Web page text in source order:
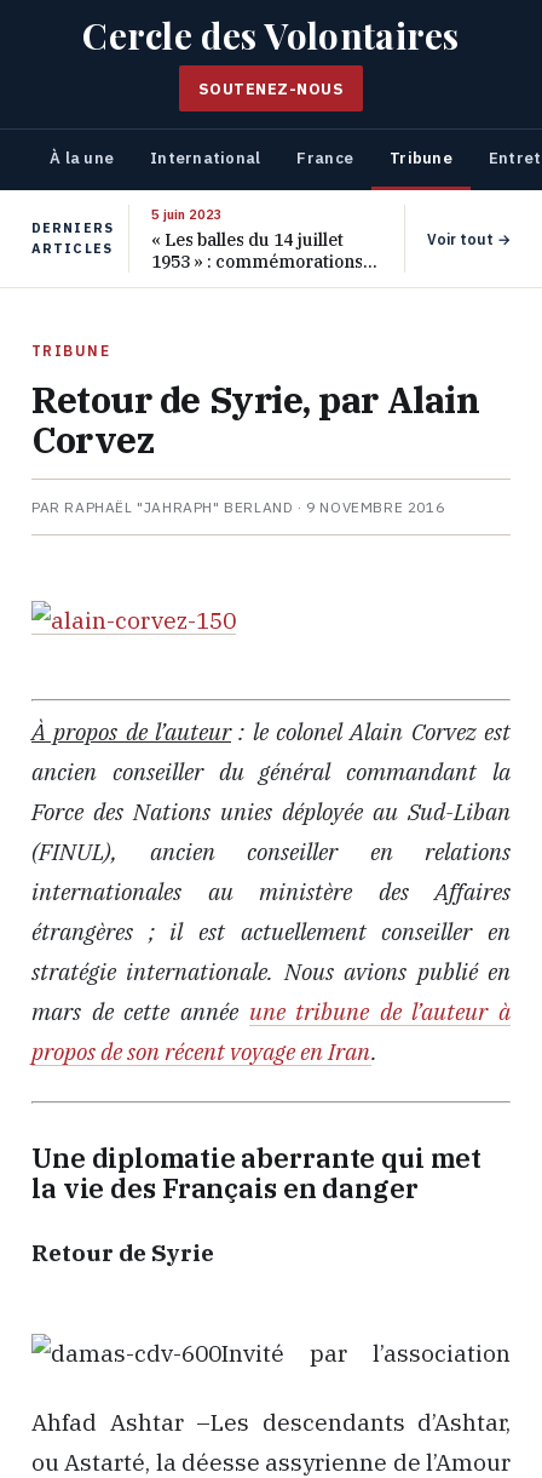
Cercle des Volontaires
SOUTENEZ-NOUS
À la une International France Tribune
DERNIERS
ARTICLES
5 juin 2023
« Les balles du 14 juillet
1953 » : commémorations
pour les 70 ans de ce
Voir tout →
TRIBUNE
Retour de Syrie, par Alain
Corvez
PAR RAPHAËL "JAHRAPH" BERLAND · 9 NOVEMBRE 2016
À propos de l’auteur: le colonel Alain Corvez est
ancien conseiller du général commandant la
Force des Nations unies déployée au Sud-Liban
(FINUL), ancien conseiller en relations
internationales au ministère des Affaires
étrangères ; il est actuellement conseiller en
stratégie internationale. Nous avions publié en
mars de cette année une tribune de l’auteur à
propos de son récent voyage en Iran.
Une diplomatie aberrante qui met
la vie des Français en danger
Retour de Syrie
Invité par l’association
Ahfad Ashtar –Les descendants d’Ashtar,
ou Astarté, la déesse assyrienne de l’Amour